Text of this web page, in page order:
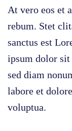
At vero eos et
rebum. Stet
sanctus est
ipsum dolor sit
sed diam
labore et
voluptua.